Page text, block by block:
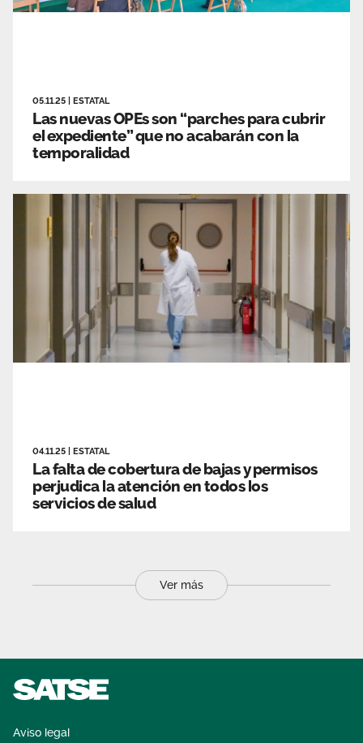
05.11.25 ESTATAL
Las nuevas OPEs son “parches para cubrir
el expediente” que no acabarán con la
temporalidad
04.11.25 ESTATAL
La falta de cobertura de bajas y permisos
perjudica la atención en todos los
servicios de salud
Ver más
Aviso legal